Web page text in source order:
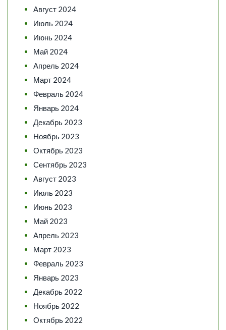
Август 2024
Июль 2024
Июнь 2024
Май 2024
Апрель 2024
Март 2024
Февраль 2024
Январь 2024
Декабрь 2023
Ноябрь 2023
Октябрь 2023
Сентябрь 2023
Август 2023
Июль 2023
Июнь 2023
Май 2023
Апрель 2023
Март 2023
Февраль 2023
Январь 2023
Декабрь 2022
Ноябрь 2022
Октябрь 2022